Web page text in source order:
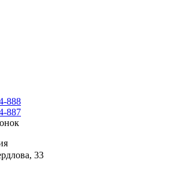
888
887
33